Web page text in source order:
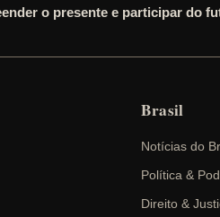
o presente e participar do
Brasil
Notícias do
Política &
Direito &